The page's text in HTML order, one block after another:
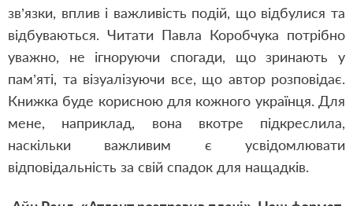
зв’язки, вплив і важливість подій, що відбулися та
відбуваються. Читати Павла Коробчука потрібно
уважно, не ігноруючи спогади, що зринають у
пам’яті, та візуалізуючи все, що автор розповідає.
Книжка буде корисною для кожного українця. Для
мене, наприклад, вона вкотре підкреслила,
наскільки важливим є усвідомлювати
відповідальність за свій спадок для нащадків.